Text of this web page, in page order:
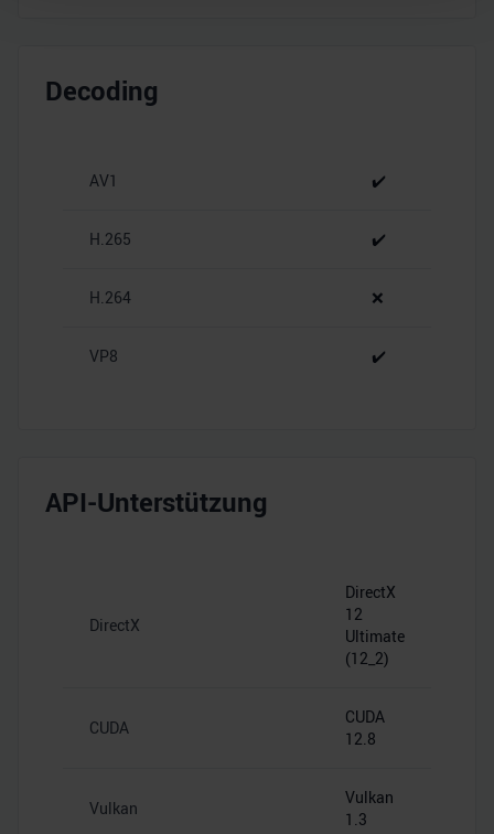
zu können und die Zugriffe auf unsere Website zu
soziale Medien, Werbung und Analysen weiter. Unsere
haben oder die sie im Rahmen Ihrer Nutzung der Dienste
Decoding
AV1 ✔️
H.265 ✔️
H.264 ❌
VP8 ✔️
API-Unterstützung
DirectX
DirectX
12
Ultimate
(12_2)
CUDA
CUDA
12.8
Vulkan
Vulkan
1.3